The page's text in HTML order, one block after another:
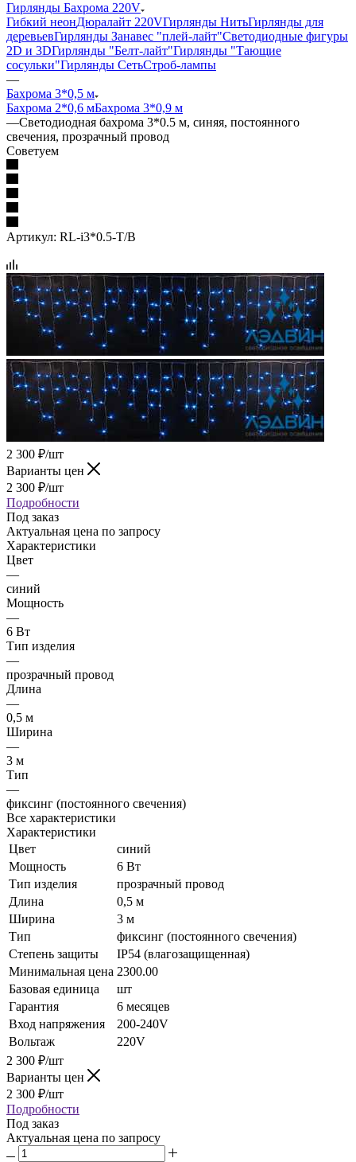
Гирлянды Бахрома 220V
Гибкий неонДюралайт 220VГирлянды НитьГирлянды для
деревьевГирлянды Занавес "плей-лайт"Светодиодные фигуры
2D и 3DГирлянды "Белт-лайт"Гирлянды "Тающие
сосульки"Гирлянды СетьСтроб-лампы
—
Бахрома 3*0,5 м
Бахрома 2*0,6 мБахрома 3*0,9 м
—Светодиодная бахрома 3*0.5 м, синяя, постоянного
свечения, прозрачный провод
Советуем
Артикул: RL-i3*0.5-T/B
2 300 ₽/шт
Варианты цен
2 300 ₽/шт
Подробности
Под заказ
Актуальная цена по запросу
Характеристики
Цвет
—
синий
Мощность
—
6 Вт
Тип изделия
—
прозрачный провод
Длина
—
0,5 м
Ширина
—
3 м
Тип
—
фиксинг (постоянного свечения)
Все характеристики
Характеристики
Цвет
синий
Мощность
6 Вт
Тип изделия
прозрачный провод
Длина
0,5 м
Ширина
3 м
Тип
фиксинг (постоянного свечения)
Степень защиты
IP54 (влагозащищенная)
Минимальная цена 2300.00
Базовая единица
шт
Гарантия
6 месяцев
Вход напряжения
200-240V
Вольтаж
220V
2 300 ₽/шт
Варианты цен
2 300 ₽/шт
Подробности
Под заказ
Актуальная цена по запросу